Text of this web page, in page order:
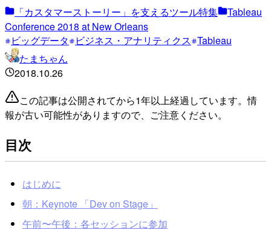
「カスタマーストーリー」を支えるツール特集
Tableau
Conference 2018 at New Orleans
ビッグデータ
ビジネス・アナリティクス Tableau
たまちゃん
2018.10.26
この記事は公開されてから1年以上経過しています。情
報が古い可能性がありますので、ご注意ください。
目次
はじめに
朝：Keynote 「Dev on Stage」
午前〜午後：各セッションに参加